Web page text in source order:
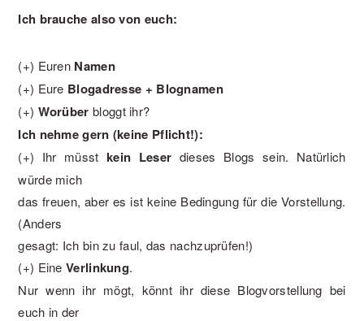
Ich brauche also von euch:
(+) Euren Namen
(+) Eure Blogadresse + Blognamen
(+) Worüber bloggt ihr?
Ich nehme gern (keine Pflicht!):
(+) Ihr müsstkein Leser dieses Blogs sein. Natürlich
würde mich
das freuen, aber es ist keine Bedingung für die Vorstellung.
(Anders
gesagt: Ich bin zu faul, das nachzuprüfen!)
(+) EineVerlinkung.
Nur wenn ihr mögt, könnt ihr diese Blogvorstellung bei
euch in der